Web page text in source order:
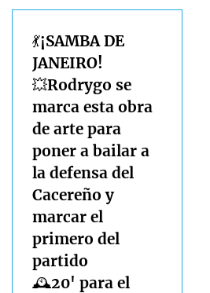
💃¡SAMBA DE
JANEIRO!
💥Rodrygo se
marca esta obra
de arte para
poner a bailar a
la defensa del
Cacereño y
marcar el
primero del
partido
🕰️20' para el